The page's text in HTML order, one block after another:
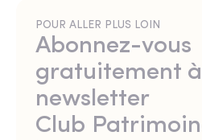
POUR ALLER PLUS LOIN
Abonnez-vous
gratuitement
newsletter
Club